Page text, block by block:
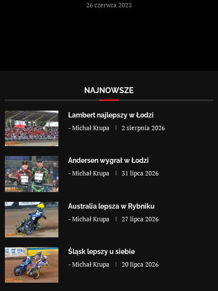
26 czerwca 2023
NAJNOWSZE
Lambert najlepszy w Łodzi
-Michał Krupa 2 sierpnia 2026
Andersen wygrał w Łodzi
-Michał Krupa 31 lipca 2026
Australia lepsza w Rybniku
-Michał Krupa 27 lipca 2026
Śląsk lepszy u siebie
-Michał Krupa 20 lipca 2026